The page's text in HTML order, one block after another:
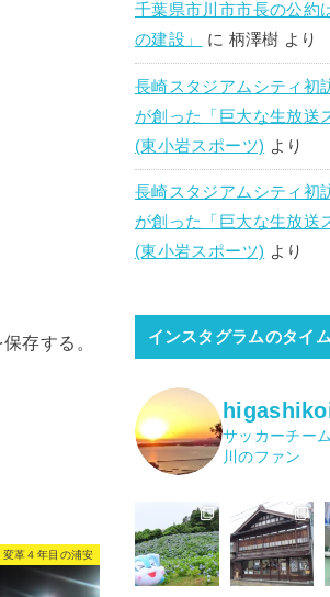
存する。
革４年目の浦安
千葉県市川市市長の公約
の建設」
に 柄澤樹 より
長崎スタジアムシティ
が創った「巨大な生放送
(東小岩スポーツ) より
長崎スタジアムシティ
が創った「巨大な生放送
(東小岩スポーツ) より
インスタグラムのタイ
サッカーチー
川のファン